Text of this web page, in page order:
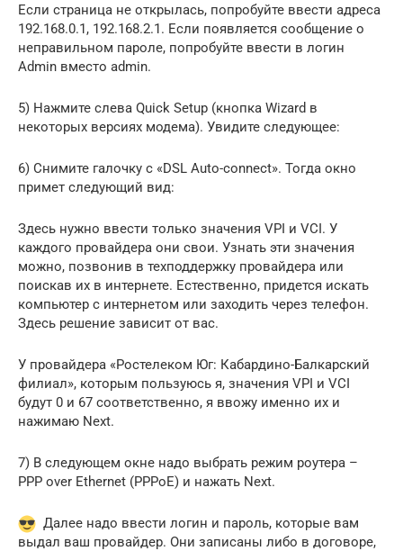
Если страница не открылась, попробуйте ввести адреса
192.168.0.1, 192.168.2.1. Если появляется сообщение о
неправильном пароле, попробуйте ввести в логин
Admin вместо admin.
5) Нажмите слева Quick Setup (кнопка Wizard в
некоторых версиях модема). Увидите следующее:
6) Снимите галочку с «DSL Auto-connect». Тогда окно
примет следующий вид:
Здесь нужно ввести только значения VPI и VCI. У
каждого провайдера они свои. Узнать эти значения
можно, позвонив в техподдержку провайдера или
поискав их в интернете. Естественно, придется искать
компьютер с интернетом или заходить через телефон.
Здесь решение зависит от вас.
У провайдера «Ростелеком Юг: Кабардино-Балкарский
филиал», которым пользуюсь я, значения VPI и VCI
будут 0 и 67 соответственно, я ввожу именно их и
нажимаю Next.
7) В следующем окне надо выбрать режим роутера –
PPP over Ethernet (PPPoE) и нажать Next.
Далее надо ввести логин и пароль, которые вам
выдал ваш провайдер. Они записаны либо в договоре,